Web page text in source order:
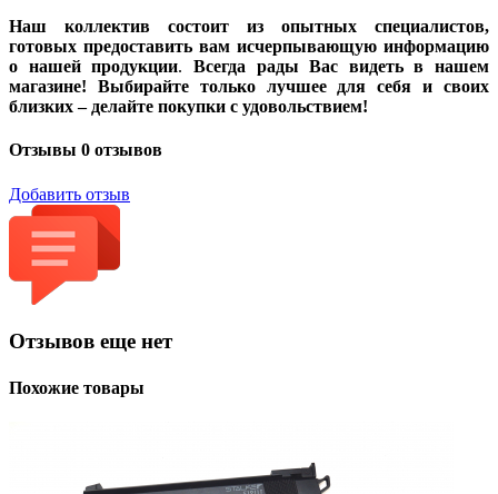
Наш коллектив состоит из опытных специалистов,
готовых предоставить вам исчерпывающую информацию
о нашей продукции. Всегда рады Вас видеть в нашем
магазине! Выбирайте только лучшее для себя и своих
близких – делайте покупки с удовольствием!
Отзывы 0 отзывов
Добавить отзыв
Отзывов еще нет
Похожие товары